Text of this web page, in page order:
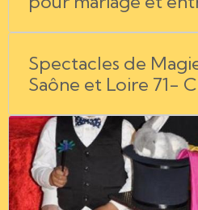
Spectacles de
Saône et Loire 71-
Rhône Alpes 69 -